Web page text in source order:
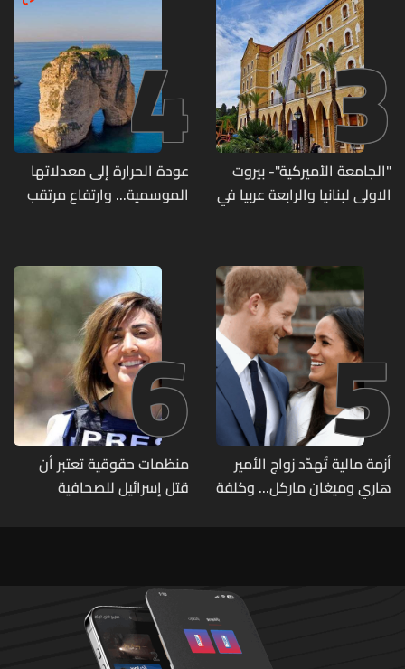
3
"الجامعة الأميركية"- بيروت
الاولى لبنانيا والرابعة عربيا في
4
عودة الحرارة إلى معدلاتها
الموسمية... وارتفاع مرتقب
5
أزمة مالية تُهدّد زواج الأمير
هاري وميغان ماركل... وكلفة
6
منظمات حقوقية تعتبر أن
قتل إسرائيل للصحافية